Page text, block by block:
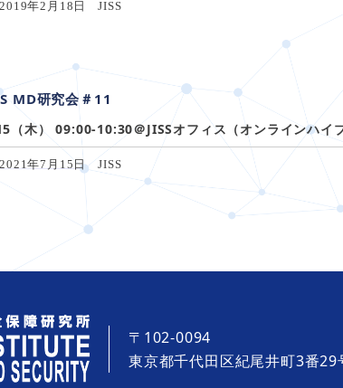
2019年2月18日 JISS
MD研究会＃11
（木） 09:00-10:30＠JISSオフィス（オンラインハイ
2021年7月15日 JISS
〒102-0094
東京都千代田区紀尾井町3番